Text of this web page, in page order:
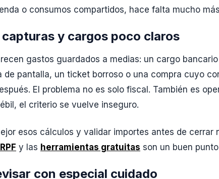
o consumos compartidos, hace falta mucho
y cargos poco claros
gastos guardados a medias: un cargo
de pantalla, un ticket borroso o una compra cuyo
El problema no es solo fiscal. También es
el criterio se vuelve inseguro.
esos cálculos y validar importes antes de cerrar
y las herramientas gratuitas son un buen
con especial cuidado